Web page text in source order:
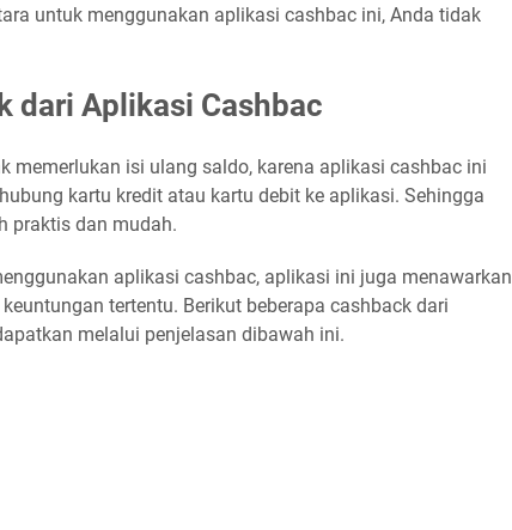
untuk menggunakan aplikasi cashbac ini, Anda tidak
dari Aplikasi Cashbac
memerlukan isi ulang saldo, karena aplikasi cashbac ini
kartu kredit atau kartu debit ke aplikasi. Sehingga
praktis dan mudah.
aplikasi cashbac, aplikasi ini juga menawarkan
tertentu. Berikut beberapa cashback dari
melalui penjelasan dibawah ini.